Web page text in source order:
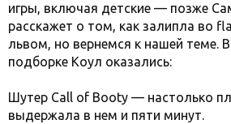
игры, включая детские — позже
расскажет о том, как залипла во
львом, но вернемся к нашей теме.
подборке Коул оказались:
Шутер Call of Booty — настолько
выдержала в нем и пяти минут.